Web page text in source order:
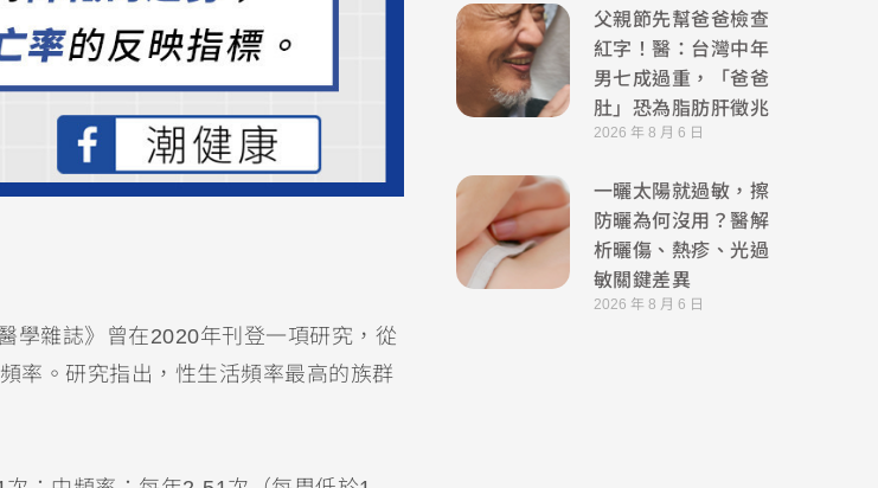
學雜誌》曾在2020年刊登一項研究，從
率。研究指出，性生活頻率最高的族群
父親節先幫爸爸檢查
紅字！醫：台灣中年
男七成過重，「爸爸
肚」恐為脂肪肝徵兆
2026 年 8 月 6 日
一曬太陽就過敏，擦
防曬為何沒用？醫解
析曬傷、熱疹、光過
敏關鍵差異
2026 年 8 月 6 日